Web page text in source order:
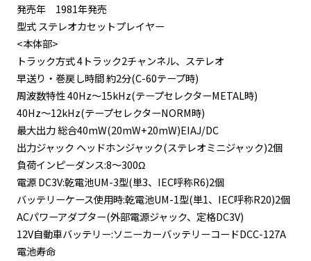
発売年 1981年発売
型式 ステレオカセットプレイヤー
<本体部>
トラック方式 4トラック2チャンネル、ステレオ
早送り・巻戻し時間 約2分(C-60テープ時)
周波数特性 40Hz～15kHz(テープセレクターMETAL時)
40Hz～12kHz(テープセレクターNORM時)
最大出力 総合40mW(20mW+20mW)EIAJ/DC
出力ジャック ヘッドホンジャック(ステレオミニジャック)2個
負荷インピーダンス:8～300Ω
電源 DC3V:乾電池UM-3型(単3、IEC呼称R6)2個
バッテリーケース使用時:乾電池UM-1型(単1、IEC呼称R20)2個
ACパワーアダプター(外部電源ジャック、定格DC3V)
12V自動車バッテリー:ソニーカーバッテリーコードDCC-127A
電池寿命